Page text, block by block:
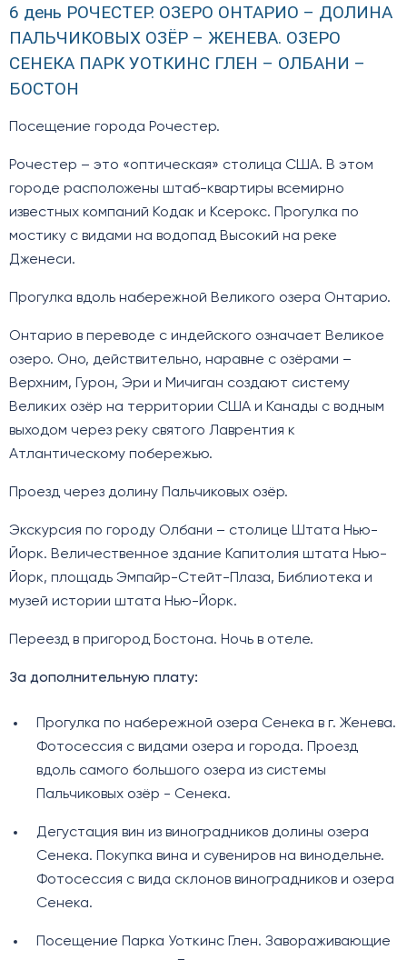
6 день РОЧЕСТЕР. ОЗЕРО ОНТАРИО – ДОЛИНА
ПАЛЬЧИКОВЫХ ОЗЁР – ЖЕНЕВА. ОЗЕРО
СЕНЕКА ПАРК УОТКИНС ГЛЕН – ОЛБАНИ –
БОСТОН
Посещение города Рочестер.
Рочестер – это «оптическая» столица США. В этом
городе расположены штаб-квартиры всемирно
известных компаний Кодак и Ксерокс. Прогулка по
мостику с видами на водопад Высокий на реке
Дженеси.
Прогулка вдоль набережной Великого озера Онтарио.
Онтарио в переводе с индейского означает Великое
озеро. Оно, действительно, наравне с озёрами –
Верхним, Гурон, Эри и Мичиган создают систему
Великих озёр на территории США и Канады с водным
выходом через реку святого Лаврентия к
Атлантическому побережью.
Проезд через долину Пальчиковых озёр.
Экскурсия по городу Олбани – столице Штата Нью-
Йорк. Величественное здание Капитолия штата Нью-
Йорк, площадь Эмпайр-Стейт-Плаза, Библиотека и
музей истории штата Нью-Йорк.
Переезд в пригород Бостона. Ночь в отеле.
За дополнительную плату:
Прогулка по набережной озера Сенека в г. Женева.
Фотосессия с видами озера и города. Проезд
вдоль самого большого озера из системы
Пальчиковых озёр - Сенека.
Дегустация вин из виноградников долины озера
Сенека. Покупка вина и сувениров на винодельне.
Фотосессия с вида склонов виноградников и озера
Сенека.
Посещение Парка Уоткинс Глен. Завораживающие